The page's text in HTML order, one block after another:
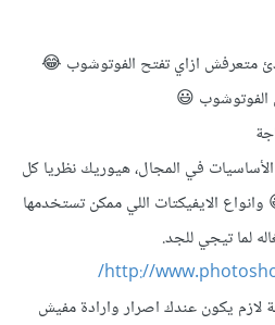
متعرفش ازاي تفتح الفوتوشوب 😂
😃
في المجال، هيوريك نظريا كل
الايفيكتات اللي ممكن تستخدمها
لما تيجي للجد.
http://
لازم يكون عندك اصرار وارادة مفيش